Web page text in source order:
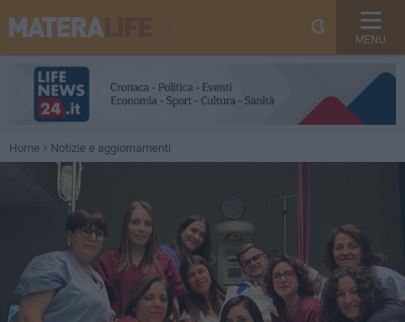
MENU
Home Notizie e aggiornamenti